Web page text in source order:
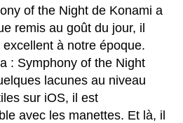
of the Night de Konami a
remis au goût du jour, il
à notre époque.
: Symphony of the Night
lacunes au niveau
sur iOS, il est
avec les manettes. Et là, il